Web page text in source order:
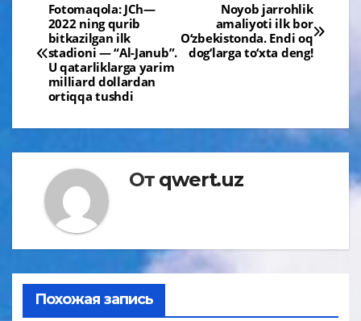
Навигация
по
записям
Noyob jarrohlik
amaliyoti ilk bor
O‘zbekistonda. Endi oq
dog‘larga to‘xta deng!
Fotomaqola: JCh—
2022 ning qurib
bitkazilgan ilk
stadioni — “Al-Janub”.
U qatarliklarga yarim
milliard dollardan
ortiqqa tushdi
От qwert.uz
Похожая запись